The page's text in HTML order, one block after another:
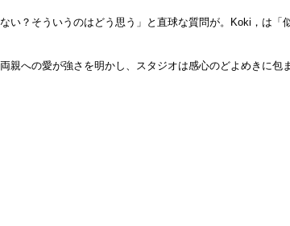
？そういうのはどう思う」と直球な質問が。Koki，は「
への愛が強さを明かし、スタジオは感心のどよめきに包